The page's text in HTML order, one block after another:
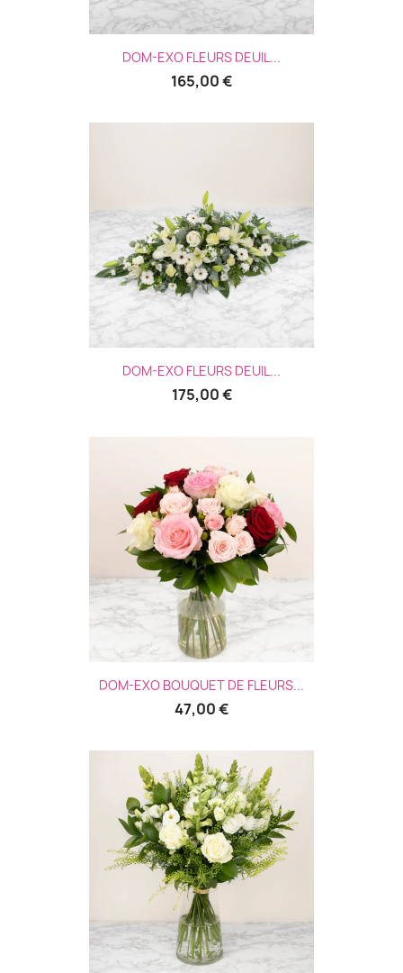
DOM-EXO FLEURS DEUIL...
165,00 €
DOM-EXO FLEURS DEUIL...
175,00 €
DOM-EXO BOUQUET DE FLEURS...
47,00 €